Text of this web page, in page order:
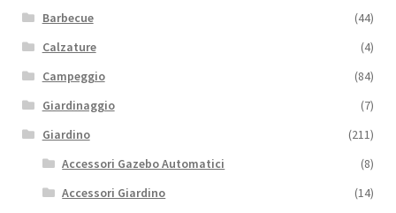
Barbecue
(44)
Calzature
(4)
Campeggio
(84)
Giardinaggio
(7)
Giardino
(211)
Accessori Gazebo Automatici
(8)
Accessori Giardino
(14)